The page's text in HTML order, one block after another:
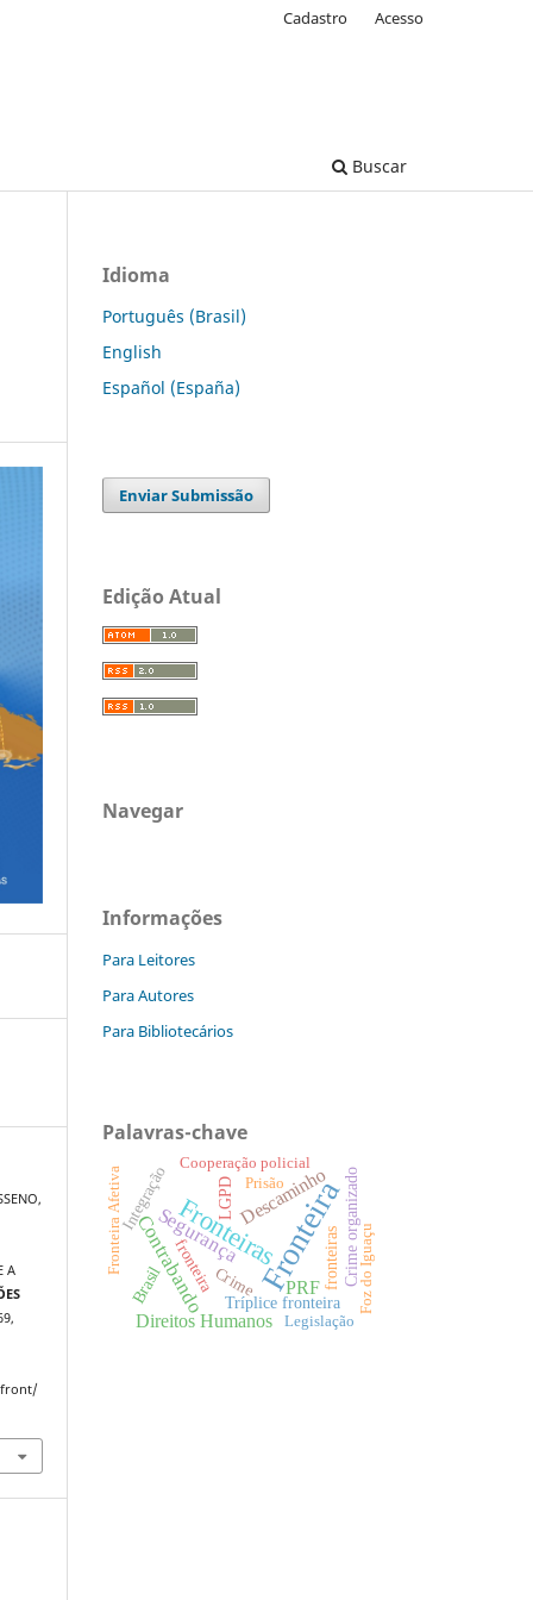
Buscar
Cadastro Acesso
A
Idioma
Português (Brasil)
English
Español (España)
Enviar Submissão
Edição Atual
Navegar
Informações
Para Leitores
Para Autores
Para Bibliotecários
Palavras-chave
Fronteira
Fronteiras
Segurança
Contrabando
Direitos Humanos
Descaminho
PRF
Tríplice fronteira
Brasil fronteiras
Integração Crime organizado
LGPD
Crime
fronteira Foz do Iguaçu
Cooperação policial
Legislação
Prisão
Fronteira Afetiva